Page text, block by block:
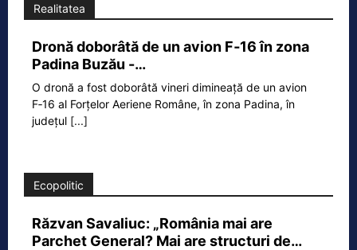
Realitatea
Dronă doborâtă de un avion F‑16 în zona
Padina Buzău -…
O dronă a fost doborâtă vineri dimineață de un avion
F‑16 al Forțelor Aeriene Române, în zona Padina, în
județul [...]
Ecopolitic
Răzvan Savaliuc: „România mai are
Parchet General? Mai are structuri de…